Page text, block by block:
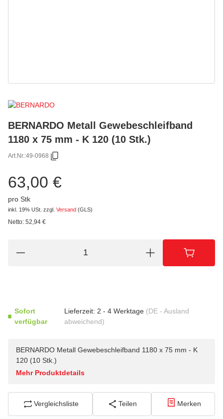
BERNARDO Metall Gewebeschleifband
1180 x 75 mm - K 120 (10 Stk.)
Art.Nr.:49-0968
63,00 €
pro Stk
inkl. 19% USt. zzgl. Versand (GLS)
Netto: 52,94 €
Sofort
verfügbar
Lieferzeit: 2 - 4 Werktage (DE - Ausland
abweichend)
BERNARDO Metall Gewebeschleifband 1180 x 75 mm - K
120 (10 Stk.)
Mehr Produktdetails
Vergleichsliste Teilen Merken